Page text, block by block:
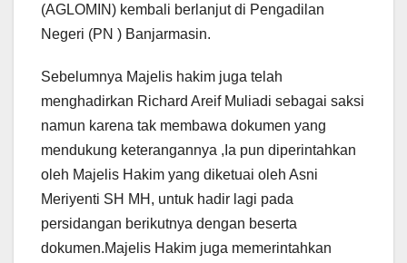
(AGLOMIN) kembali berlanjut di Pengadilan
Negeri (PN ) Banjarmasin.
Sebelumnya Majelis hakim juga telah
menghadirkan Richard Areif Muliadi sebagai saksi
namun karena tak membawa dokumen yang
mendukung keterangannya ,Ia pun diperintahkan
oleh Majelis Hakim yang diketuai oleh Asni
Meriyenti SH MH, untuk hadir lagi pada
persidangan berikutnya dengan beserta
dokumen.Majelis Hakim juga memerintahkan